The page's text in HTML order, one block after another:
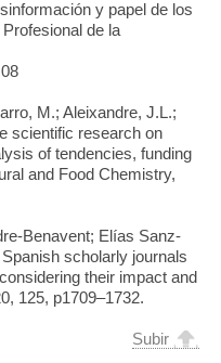
y papel de los
de la
M.; Aleixandre, J.L.;
scientific research on
of tendencies, funding
and Food Chemistry,
Benavent; Elías Sanz-
scholarly journals
their impact and
125, p1709–1732.
Subir